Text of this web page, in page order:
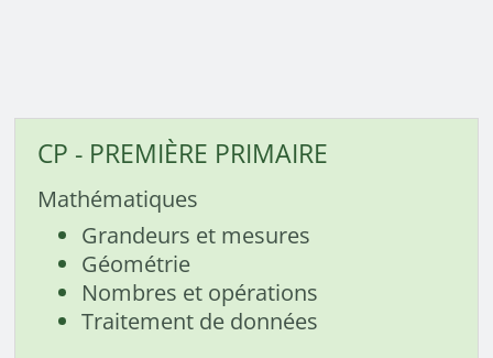
CP - PREMIÈRE PRIMAIRE
Mathématiques
Grandeurs et mesures
Géométrie
Nombres et opérations
Traitement de données